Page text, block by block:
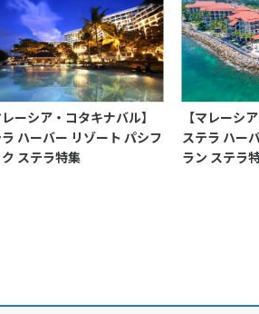
レーシア・コタキナバル】
ハーバー リゾート パシフ
ステラ特集
【マレーシ
ステラ ハー
ラン ステラ